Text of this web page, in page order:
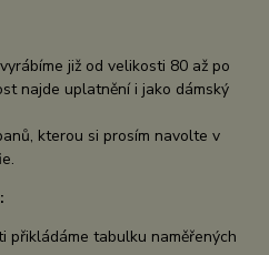
již od velikosti 80 až po
najde uplatnění i jako dámský
kterou si prosím navolte v
přikládáme tabulku naměřených